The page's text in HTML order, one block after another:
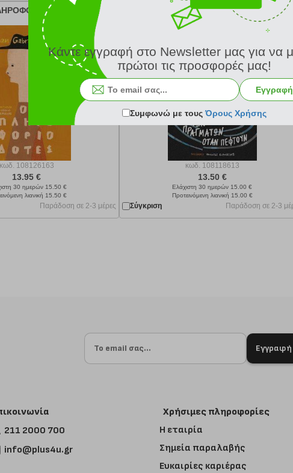
κωδ. 108126163
13.95 €
30 ημερών 15.50 €
λιανική 15.50 €
Παράδοση σε 2-3 μέρες
Ο ΗΧΟΣ ΤΩΝ ΠΡΑΓΜΑΤΩΝ ΟΤΑΝ
κωδ. 108118613
13.50 €
Ελάχιστη 30 ημερών 15.00 €
Προτεινόμενη λιανική 15.00 €
Σύγκριση Παράδοση σε 2-3
211 2000 700
info@plus4u.gr
Χρήσιμες πληροφορίες
Η εταιρία
Σημεία παραλαβής
Ευκαιρίες καριέρας
Κάντε εγγραφή στο Newsletter μας για να
πρώτοι τις προσφορές μας!
Εγγραφή
Συμφωνώ με τουςΌρους Χρήσης